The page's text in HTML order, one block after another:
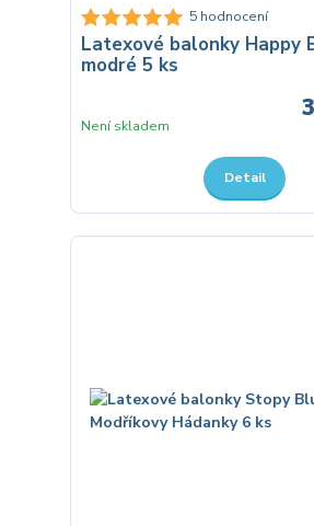
5 hodnocení
Latexové balonky Happy
modré 5 ks
Není skladem
Detail